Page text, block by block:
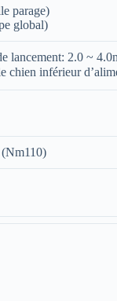
parage)
global)
lancement: 2.0 ~
chien inférieur